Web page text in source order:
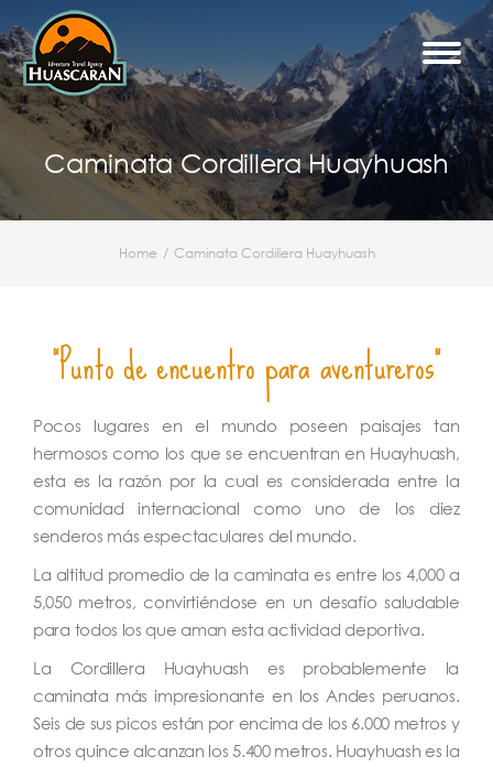
Caminata Cordillera Huayhuash
You are here:
Home Caminata Cordillera Huayhuash
"Punto de encuentro para aventureros"
Pocos lugares en el mundo poseen paisajes tan
hermosos como los que se encuentran en Huayhuash,
esta es la razón por la cual es considerada entre la
comunidad internacional como uno de los diez
senderos más espectaculares del mundo.
La altitud promedio de la caminata es entre los 4,000 a
5,050 metros, convirtiéndose en un desafío saludable
para todos los que aman esta actividad deportiva.
La Cordillera Huayhuash es probablemente la
caminata más impresionante en los Andes peruanos.
Seis de sus picos están por encima de los 6.000 metros y
otros quince alcanzan los 5.400 metros. Huayhuash es la